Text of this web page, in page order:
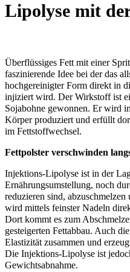
Lipolyse mit
Überflüssiges Fett mit einer
faszinierende Idee bei der das
hochgereinigter Form direkt in
injiziert wird. Der Wirkstoff ist
Sojabohne gewonnen. Er wird
Körper produziert und erfüllt
im Fettstoffwechsel.
Fettpolster verschwinden
Injektions-Lipolyse ist in der
Ernährungsumstellung, noch
reduzieren sind,
wird mittels feinster Nadeln
Dort kommt es zum
gesteigerten Fettabbau. Auch
Elastizität zusammen und
Die Injektions-Lipolyse ist
Gewichtsabnahme.